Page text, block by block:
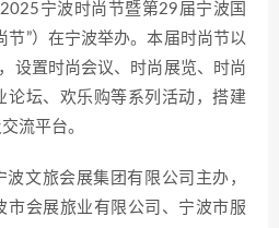
宁波时尚节暨第29届宁波国
节”）在宁波举办。本届时尚节以
设置时尚会议、时尚展览、时尚
论坛、欢乐购等系列活动，搭建
流平台。
文旅会展集团有限公司主办，
市会展旅业有限公司、宁波市服